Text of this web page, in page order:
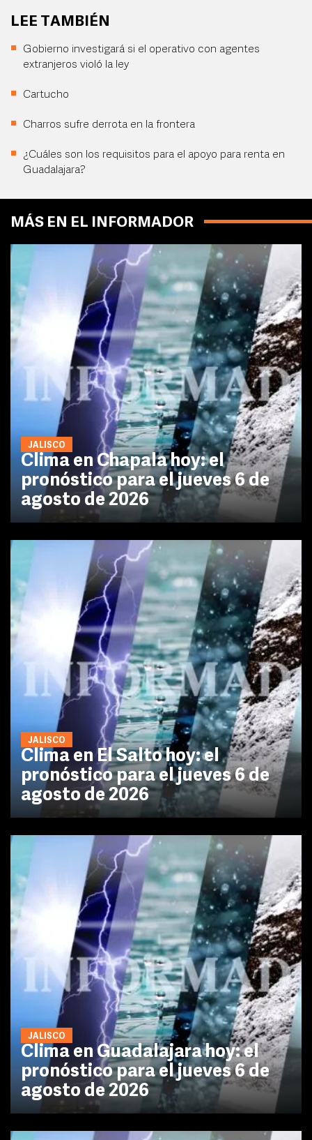
LEE TAMBIÉN
Gobierno investigará si el operativo con agentes
extranjeros violó la ley
Cartucho
Charros sufre derrota en la frontera
¿Cuáles son los requisitos para el apoyo para renta en
Guadalajara?
MÁS EN EL INFORMADOR
JALISCO
Clima en Chapala hoy: el
pronóstico para el jueves 6 de
agosto de 2026
JALISCO
Clima en El Salto hoy: el
pronóstico para el jueves 6 de
agosto de 2026
JALISCO
Clima en Guadalajara hoy: el
pronóstico para el jueves 6 de
agosto de 2026